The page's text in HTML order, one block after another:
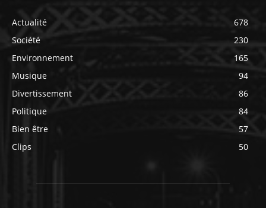
Actualité
678
Société
230
Environnement
165
Musique
94
Divertissement
86
Politique
84
Bien être
57
Clips
50